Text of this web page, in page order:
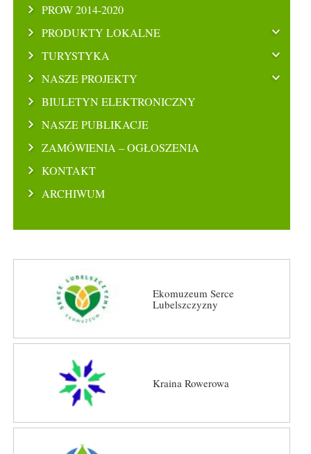
PROW 2014-2020
PRODUKTY LOKALNE
TURYSTYKA
NASZE PROJEKTY
BIULETYN ELEKTRONICZNY
NASZE PUBLIKACJE
ZAMÓWIENIA – OGŁOSZENIA
KONTAKT
ARCHIWUM
Ekomuzeum Serce
Lubelszczyzny
Kraina Rowerowa